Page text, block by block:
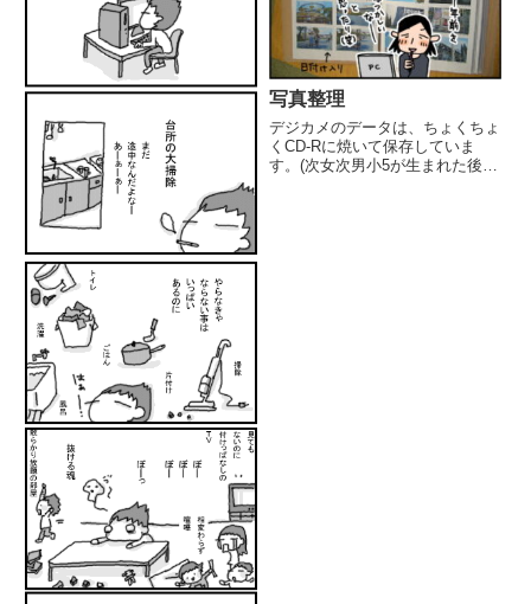
写真整理
デジカメのデータは、ちょくちょ
くCD-Rに焼いて保存していま
す。(次女次男小5が生まれた後、